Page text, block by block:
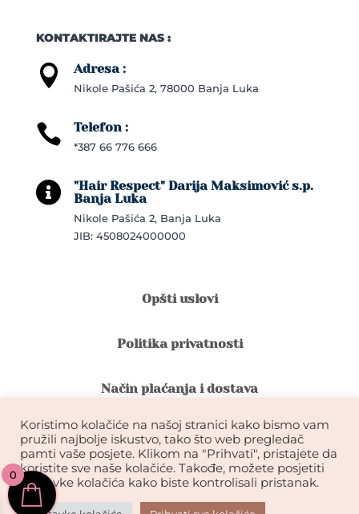
KONTAKTIRAJTE NAS :
 Adresa :
Nikole Pašića 2, 78000 Banja Luka
 Telefon :
*387 66 776 666

"Hair Respect" Darija Maksimović s.p.
Banja Luka
Nikole Pašića 2, Banja Luka
JIB: 4508024000000
Opšti uslovi
Politika privatnosti
Način plaćanja i dostava
Reklamacije i povrat robe
Garancija na kvalitet ekstenzija
Koristimo kolačiće na našoj stranici kako bismo vam
pružili najbolje iskustvo, tako što web pregledač
pamti vaše posjete. Klikom na "Prihvati", pristajete da
koristite sve naše kolačiće. Takođe, možete posjetiti
postavke kolačića kako biste kontrolisali pristanak.
0